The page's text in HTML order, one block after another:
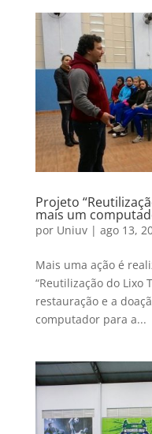
Projeto
mais um
por Uniuv| ago 13,
Mais uma ação é
“Reutilização do Lixo
restauração e a
computador para a...